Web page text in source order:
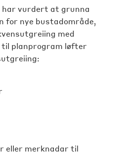
har vurdert at grunna
for nye bustadområde,
med
planprogram løfter
eller merknadar til